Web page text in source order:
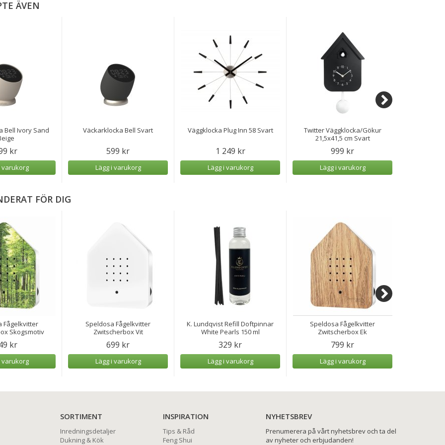
ÄVEN
Bell Ivory Sand
kr
varukorg
Väckarklocka Bell Svart
599 kr
Lägg i varukorg
Väggklocka Plug Inn 58 Svart
1 249 kr
Lägg i varukorg
Twitter Väggklocka/Gökur
21,5x41,5 cm Svart
999 kr
Lägg i varukorg
FÖR DIG
Fågelkvitter
Skogsmotiv
kr
varukorg
Speldosa Fågelkvitter
Zwitscherbox Vit
699 kr
Lägg i varukorg
K. Lundqvist Refill Doftpinnar
White Pearls 150 ml
329 kr
Lägg i varukorg
Speldosa Fågelkvitter
Zwitscherbox Ek
799 kr
Lägg i varukorg
SORTIMENT
Inredningsdetaljer
Dukning & Kök
INSPIRATION
Tips & Råd
Feng Shui
NYHETSBREV
Prenumerera på vårt nyhetsbrev och ta del
av nyheter och erbjudanden!